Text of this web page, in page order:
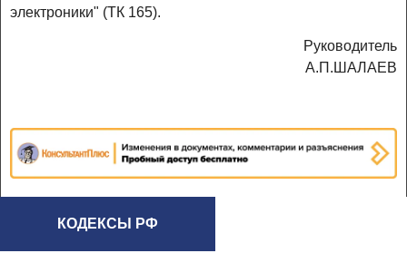
электроники" (ТК 165).
Руководитель
А.П.ШАЛАЕВ
КОДЕКСЫ РФ